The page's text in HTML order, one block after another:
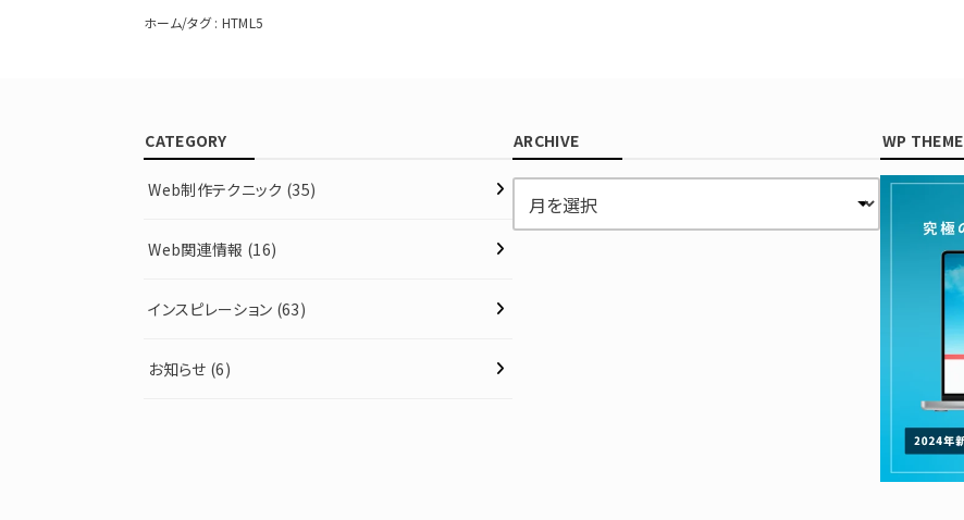
ホーム タグ : HTML5
CATEGORY
Web制作テクニック (35)
Web関連情報 (16)
インスピレーション (63)
お知らせ (6)
ARCHIVE WP THEME